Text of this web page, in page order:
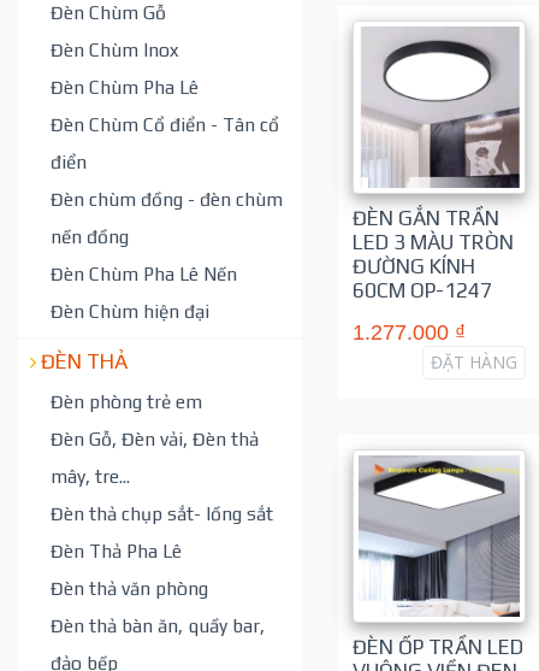
Đèn Chùm Gỗ
Đèn Chùm Inox
Đèn Chùm Pha Lê
Đèn Chùm Cổ điển - Tân cổ
điển
Đèn chùm đồng - đèn chùm
nến đồng
Đèn Chùm Pha Lê Nến
Đèn Chùm hiện đại
ĐÈN THẢ
Đèn phòng trẻ em
Đèn Gỗ, Đèn vải, Đèn thả
mây, tre...
Đèn thả chụp sắt- lồng sắt
Đèn Thả Pha Lê
Đèn thả văn phòng
Đèn thả bàn ăn, quầy bar,
đảo bếp
ĐÈN GẮN TRẦN
LED 3 MÀU TRÒN
ĐƯỜNG KÍNH
60CM OP-1247
1.277.000 ₫
ĐẶT HÀNG
ĐÈN ỐP TRẦN LED